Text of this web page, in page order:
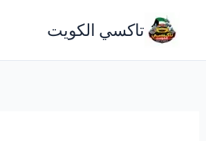
المحتوى
تاكسي الكويت